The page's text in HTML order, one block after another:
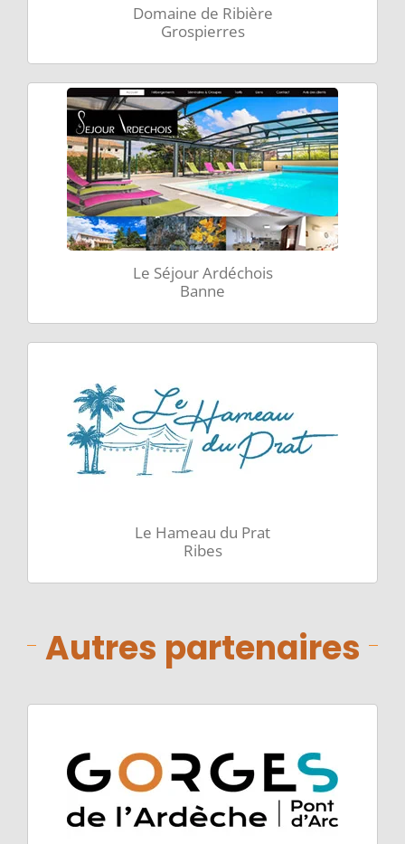
Domaine de Ribière
Grospierres
Le Séjour Ardéchois
Banne
Le Hameau du Prat
Ribes
Autres partenaires